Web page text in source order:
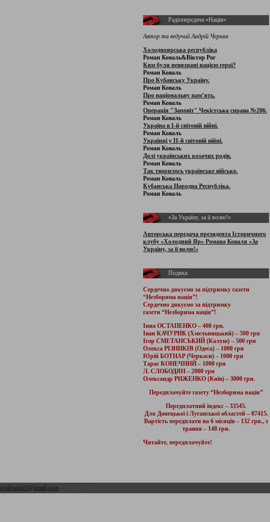
Радіопередача «Нація»
Автор та ведучий Андрій Черняк
Холодноярська республіка
Роман Коваль&Віктор Рог
Ким були невизнані нацією герої?
Роман Коваль
Про Кубанську Україну.
Роман Коваль
Про національну пам’ять.
Роман Коваль
Операція "Заповіт" Чекістська справа №206.
Роман Коваль
Україна в І-й світовій війні.
Роман Коваль
Українці у ІІ-й світовій війні.
Роман Коваль
Долі українських козачих родів.
Роман Коваль
Так творилось українське військо.
Роман Коваль
Кубанська Народна Республіка.
Роман Коваль
«За Україну, за її волю!»
Авторська передача президента Історичного
клубу «Холодний Яр» Романа Коваля «За
Україну, за її волю!»
Подяка
Сердечно дякуємо за підтримку газети
“Незборима нація”!
Сердечно дякуємо за підтримку
газети “Незборима нація”!
Інна ОСТАПЕНКО – 400 грн.
Іван КАЧУРИК (Хмельницький) – 500 грн
Ігор СМЕТАНСЬКИЙ (Калуш) – 500 грн
Олекса РІЗНИКІВ (Одеса) – 1000 грн
Юрій БОТНАР (Черкаси) – 1000 грн
Тарас КОНЕЧНИЙ – 1000 грн
Л. СЛОБОДЯН – 2000 грн
Олександр РИЖЕНКО (Київ) – 3000 грн.
Передплачуйте газету “Незборима нація”
Передплатний індекс – 33545.
Для Донецької і Луганської областей – 87415.
Вартість передплати на 6 місяців – 132 грн., з
травня – 148 грн.
Читайте, передплачуйте!